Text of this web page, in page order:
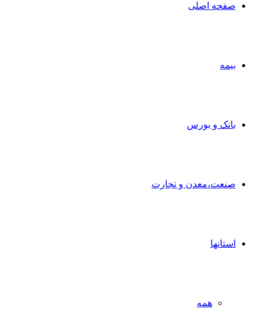
صفحه اصلی
بیمه
بانک و بورس
صنعت،معدن و تجارت
استانها
همه